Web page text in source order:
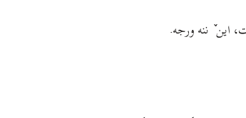
این ٚ ننه ورجه.